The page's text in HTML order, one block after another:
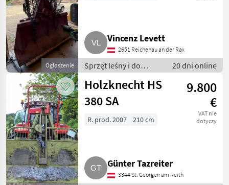
Ogłoszenie
Vincenz Levett
2651 Reichenau an der Rax
Sprzęt leśny i do
obróbki drewna /
Wciągarki linowe
20 dni online
Holzknecht HS
380 SA
9.800
€
VAT nie
dotyczy
R. prod. 2007 210 cm
Günter Tazreiter
3344 St. Georgen am Reith